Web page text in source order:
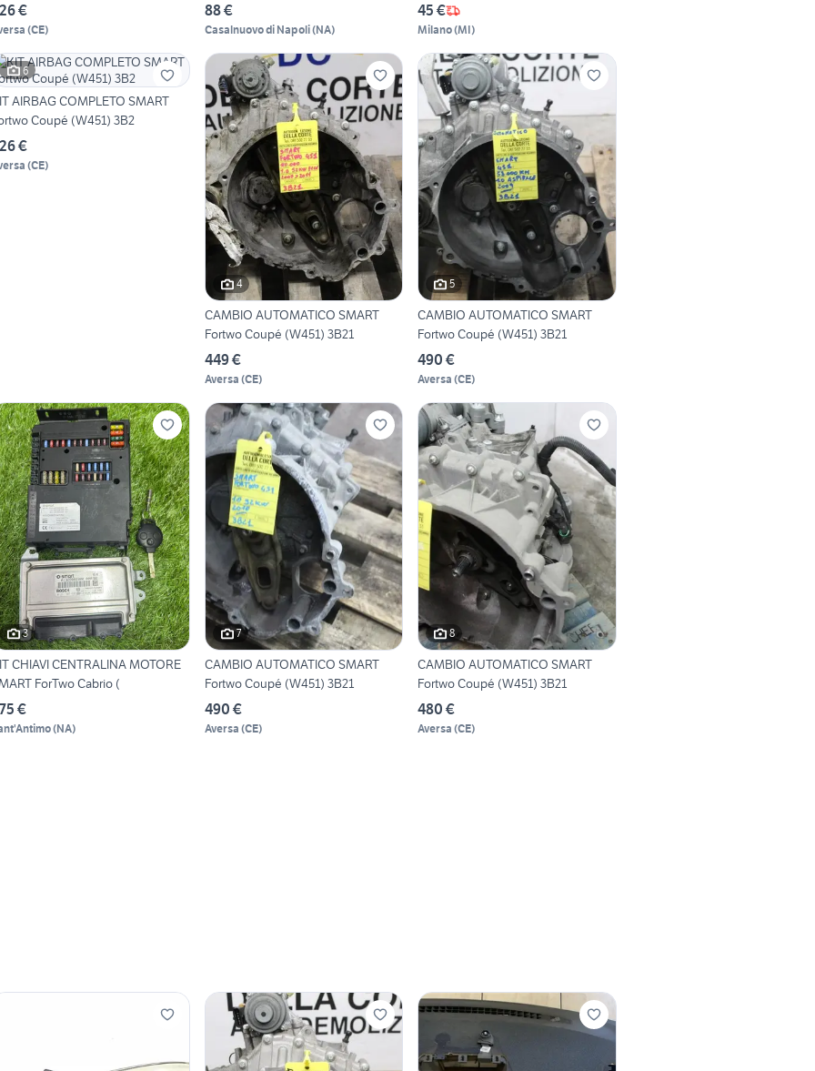
€
(CE)
88 €
Casalnuovo di Napoli(NA)
45 €
Milano(MI)
6
AIRBAG COMPLETO SMART
Coupé (W451) 3B2
€
(CE)
4
CAMBIO AUTOMATICO SMART
Fortwo Coupé (W451) 3B21
449 €
Aversa (CE)
5
CAMBIO AUTOMATICO SMART
Fortwo Coupé (W451) 3B21
490 €
Aversa (CE)
3
CHIAVI CENTRALINA MOTORE
ForTwo Cabrio (
€
(NA)
7
CAMBIO AUTOMATICO SMART
Fortwo Coupé (W451) 3B21
490 €
Aversa (CE)
8
CAMBIO AUTOMATICO SMART
Fortwo Coupé (W451) 3B21
480 €
Aversa (CE)